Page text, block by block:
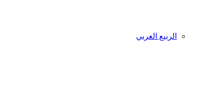
الربيع العربي